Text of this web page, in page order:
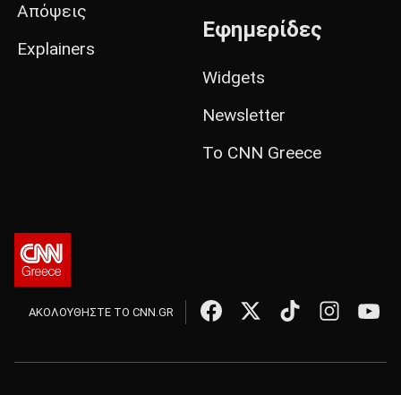
Απόψεις
Explainers
Εφημερίδες
Widgets
Newsletter
Το CNN Greece
ΑΚΟΛΟΥΘΗΣΤΕ ΤΟ CNN.GR